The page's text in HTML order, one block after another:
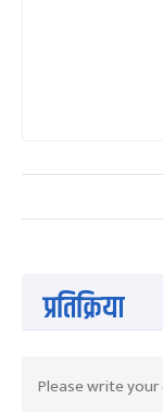
प्रतिक्रिया